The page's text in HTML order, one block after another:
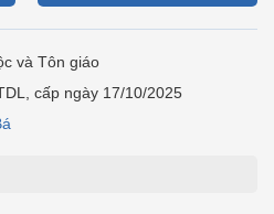
và Tôn giáo
cấp ngày 17/10/2025